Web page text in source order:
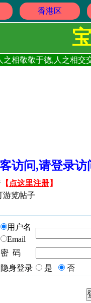
香港区
之相敬敬于德,人之相
客访问,请登录
【 点这里注册】
游览帖子
用户名
Email
密 码
隐身登录
是 否